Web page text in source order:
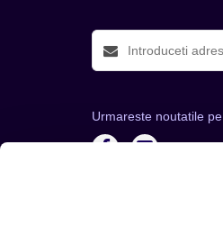
Urmareste noutatile pe